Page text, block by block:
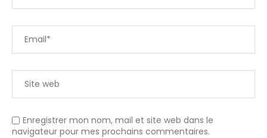
Enregistrer mon nom, mail et site web dans le
navigateur pour mes prochains commentaires.